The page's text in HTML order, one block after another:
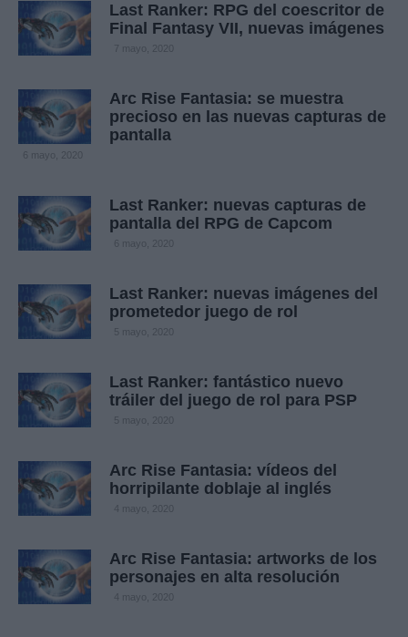
Last Ranker: RPG del coescritor de
Final Fantasy VII, nuevas imágenes
7 mayo, 2020
Arc Rise Fantasia: se muestra
precioso en las nuevas capturas de
pantalla
6 mayo, 2020
Last Ranker: nuevas capturas de
pantalla del RPG de Capcom
6 mayo, 2020
Last Ranker: nuevas imágenes del
prometedor juego de rol
5 mayo, 2020
Last Ranker: fantástico nuevo
tráiler del juego de rol para PSP
5 mayo, 2020
Arc Rise Fantasia: vídeos del
horripilante doblaje al inglés
4 mayo, 2020
Arc Rise Fantasia: artworks de los
personajes en alta resolución
4 mayo, 2020